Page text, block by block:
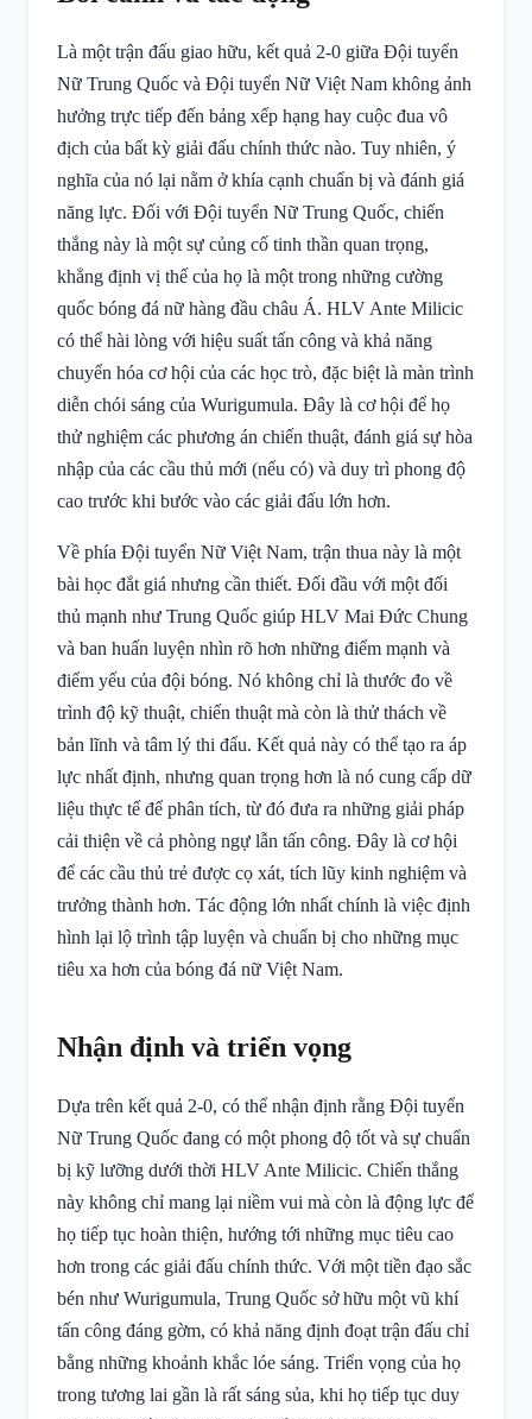
Là một trận đấu giao hữu, kết quả 2-0 giữa Đội tuyển
Nữ Trung Quốc và Đội tuyển Nữ Việt Nam không ảnh
hưởng trực tiếp đến bảng xếp hạng hay cuộc đua vô
địch của bất kỳ giải đấu chính thức nào. Tuy nhiên, ý
nghĩa của nó lại nằm ở khía cạnh chuẩn bị và đánh giá
năng lực. Đối với Đội tuyển Nữ Trung Quốc, chiến
thắng này là một sự củng cố tinh thần quan trọng,
khẳng định vị thế của họ là một trong những cường
quốc bóng đá nữ hàng đầu châu Á. HLV Ante Milicic
có thể hài lòng với hiệu suất tấn công và khả năng
chuyển hóa cơ hội của các học trò, đặc biệt là màn trình
diễn chói sáng của Wurigumula. Đây là cơ hội để họ
thử nghiệm các phương án chiến thuật, đánh giá sự hòa
nhập của các cầu thủ mới (nếu có) và duy trì phong độ
cao trước khi bước vào các giải đấu lớn hơn.
Về phía Đội tuyển Nữ Việt Nam, trận thua này là một
bài học đắt giá nhưng cần thiết. Đối đầu với một đối
thủ mạnh như Trung Quốc giúp HLV Mai Đức Chung
và ban huấn luyện nhìn rõ hơn những điểm mạnh và
điểm yếu của đội bóng. Nó không chỉ là thước đo về
trình độ kỹ thuật, chiến thuật mà còn là thử thách về
bản lĩnh và tâm lý thi đấu. Kết quả này có thể tạo ra áp
lực nhất định, nhưng quan trọng hơn là nó cung cấp dữ
liệu thực tế để phân tích, từ đó đưa ra những giải pháp
cải thiện về cả phòng ngự lẫn tấn công. Đây là cơ hội
để các cầu thủ trẻ được cọ xát, tích lũy kinh nghiệm và
trưởng thành hơn. Tác động lớn nhất chính là việc định
hình lại lộ trình tập luyện và chuẩn bị cho những mục
tiêu xa hơn của bóng đá nữ Việt Nam.
Nhận định và triển vọng
Dựa trên kết quả 2-0, có thể nhận định rằng Đội tuyển
Nữ Trung Quốc đang có một phong độ tốt và sự chuẩn
bị kỹ lưỡng dưới thời HLV Ante Milicic. Chiến thắng
này không chỉ mang lại niềm vui mà còn là động lực để
họ tiếp tục hoàn thiện, hướng tới những mục tiêu cao
hơn trong các giải đấu chính thức. Với một tiền đạo sắc
bén như Wurigumula, Trung Quốc sở hữu một vũ khí
tấn công đáng gờm, có khả năng định đoạt trận đấu chỉ
bằng những khoảnh khắc lóe sáng. Triển vọng của họ
trong tương lai gần là rất sáng sủa, khi họ tiếp tục duy